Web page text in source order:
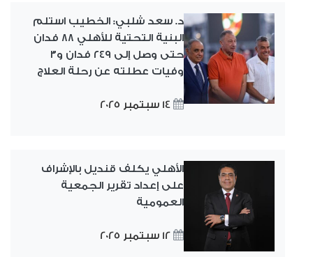
د. سعد شلبي: الخطيب استلم
البنية التحتية للأهلي ٨٨ فدان
حتى وصل إلى ٢٤٩ فدان و٣
وفيات عطلته عن رحلة العلاج
14 سبتمبر 2025
الأهلي يكلف قنديل بالإشراف
على إعداد تقرير الجمعية
العمومية
12 سبتمبر 2025